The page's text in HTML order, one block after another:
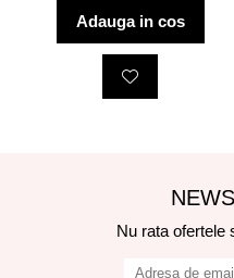
Adauga in cos
Nu rata ofertele